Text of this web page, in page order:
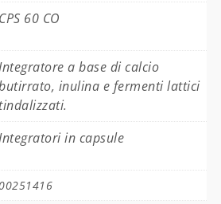
CPS 60 CO
a base di calcio
inulina e fermenti lattici
tindalizzati.
in capsule